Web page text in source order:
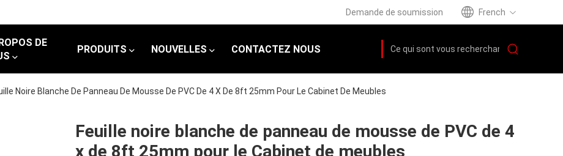
Demande de soumission French
DE
PRODUITS NOUVELLES CONTACTEZ NOUS
Noire Blanche De Panneau De Mousse De PVC De 4 X De 8ft 25mm Pour Le Cabinet De Meubles
Feuille noire blanche de panneau de mousse de PVC de 4
x de 8ft 25mm pour le Cabinet de meubles